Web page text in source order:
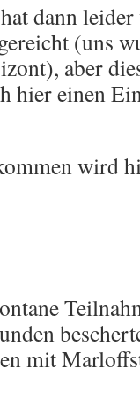
dann
(uns
aber
hier einen
wird
mit